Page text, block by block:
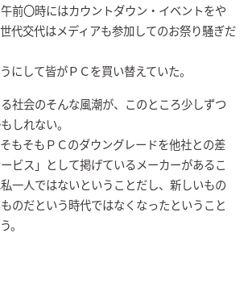
前〇時にはカウントダウン・イベントをや
代交代はメディアも参加してのお祭り騒ぎだ
にして皆がＰＣを買い替えていた。
社会のそんな風潮が、このところ少しずつ
しれない。
もそもＰＣのダウングレードを他社との差
ビス」として掲げているメーカーがあるこ
一人ではないということだし、新しいもの
のだという時代ではなくなったということ
。